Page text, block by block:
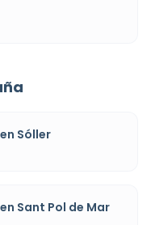
Sóller
Sant Pol de Mar